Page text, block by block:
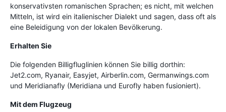
konservativsten romanischen Sprachen; es nicht, mit welchen
Mitteln, ist wird ein italienischer Dialekt und sagen, dass oft als
eine Beleidigung von der lokalen Bevölkerung.
Erhalten Sie
Die folgenden Billigfluglinien können Sie billig dorthin:
Jet2.com, Ryanair, Easyjet, Airberlin.com, Germanwings.com
und Meridianafly (Meridiana und Eurofly haben fusioniert).
Mit dem Flugzeug